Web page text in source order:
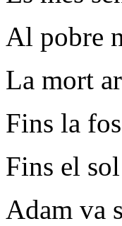
Al pobre
La mort
Fins la
Fins el
Adam va